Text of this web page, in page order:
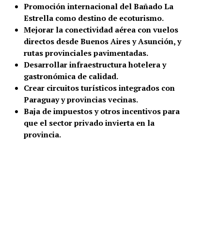
Promoción internacional del Bañado La
Estrella como destino de ecoturismo.
Mejorar la conectividad aérea con vuelos
directos desde Buenos Aires y Asunción, y
rutas provinciales pavimentadas.
Desarrollar infraestructura hotelera y
gastronómica de calidad.
Crear circuitos turísticos integrados con
Paraguay y provincias vecinas.
Baja de impuestos y otros incentivos para
que el sector privado invierta en la
provincia.